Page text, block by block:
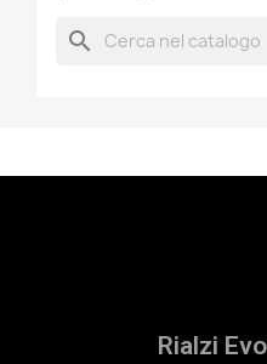
search
Rialzi